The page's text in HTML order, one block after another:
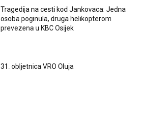
Tragedija na cesti kod Jankovaca: Jedna
osoba poginula, druga helikopterom
prevezena u KBC Osijek
31. obljetnica VRO Oluja